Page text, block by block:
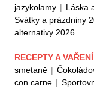
jazykolamy | Láska
Svátky a prázdniny
alternativy 2026
RECEPTY A VAŘENÍ
smetaně |
con carne |